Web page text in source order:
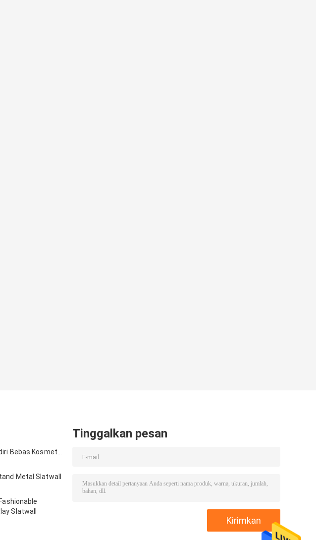
Bebas Kosmetik
Metal Slatwall
Slatwall
Tinggalkan pesan